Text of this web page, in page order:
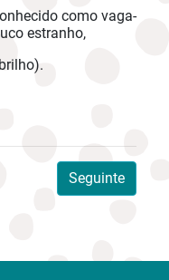
como vaga-
estranho,
Seguinte